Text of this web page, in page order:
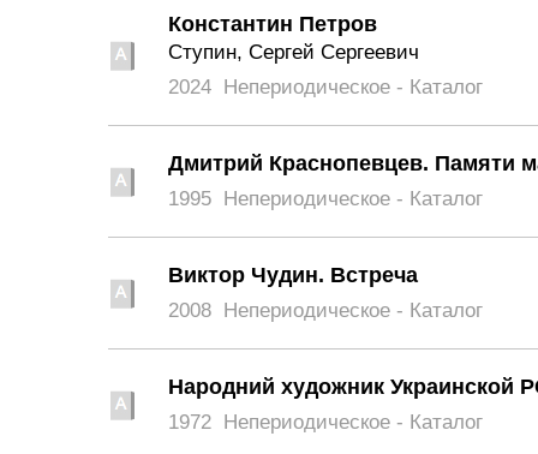
Константин Петров
Ступин, Сергей Сергеевич
2024 Непериодическое - Каталог
Дмитрий Краснопевцев. Памяти
1995 Непериодическое - Каталог
Виктор Чудин. Встреча
2008 Непериодическое - Каталог
Народний художник
1972 Непериодическое - Каталог